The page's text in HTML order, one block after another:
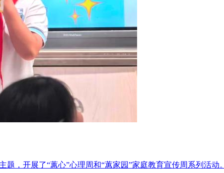
，开展了“蕙心”心理周和“蕙家园”家庭教育宣传周系列活动。